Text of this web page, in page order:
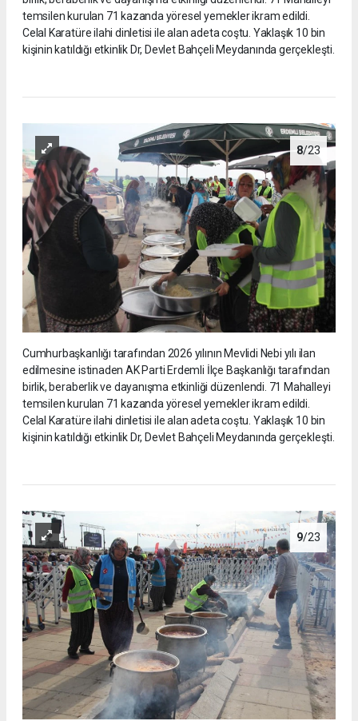
temsilen kurulan 71 kazanda yöresel yemekler ikram edildi.
Celal Karatüre ilahi dinletisi ile alan adeta coştu. Yaklaşık 10 bin
kişinin katıldığı etkinlik Dr, Devlet Bahçeli Meydanında gerçekleşti.
8/23
Cumhurbaşkanlığı tarafından 2026 yılının Mevlidi Nebi yılı ilan
edilmesine istinaden AK Parti Erdemli İlçe Başkanlığı tarafından
birlik, beraberlik ve dayanışma etkinliği düzenlendi. 71 Mahalleyi
temsilen kurulan 71 kazanda yöresel yemekler ikram edildi.
Celal Karatüre ilahi dinletisi ile alan adeta coştu. Yaklaşık 10 bin
kişinin katıldığı etkinlik Dr, Devlet Bahçeli Meydanında gerçekleşti.
9/23